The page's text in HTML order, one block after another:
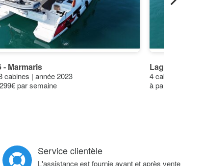
- Marmaris
cabines | année 2023
par semaine
Lagoon 46 -
4 cabines | 8
à partir de
Service clientèle
L'assistance est fournie avant et après vente